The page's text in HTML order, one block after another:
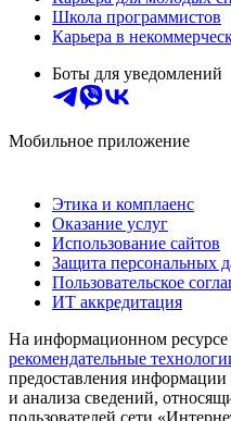
Школа программистов
Карьера в
Боты для уведомлений
Мобильное приложение
Этика и комплаенс
Оказание услуг
Использование сайтов
Защита персональных
Пользовательское
ИТ аккредитация
На информационном ресурсе
рекомендательные
предоставления информации
и анализа сведений,